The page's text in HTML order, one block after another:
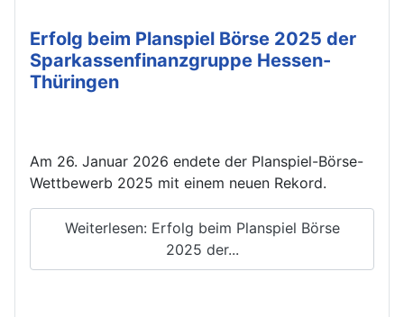
Erfolg beim Planspiel Börse 2025 der
Sparkassenfinanzgruppe Hessen-
Thüringen
Am 26. Januar 2026 endete der Planspiel-Börse-
Wettbewerb 2025 mit einem neuen Rekord.
Weiterlesen: Erfolg beim Planspiel Börse
2025 der...